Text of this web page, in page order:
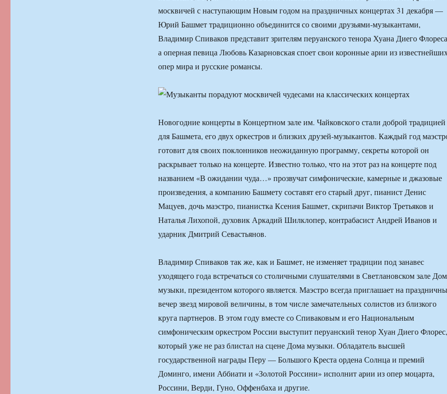
москвичей с наступающим Новым годом на праздничных концертах 31 декабря —
Юрий Башмет традиционно объединится со своими друзьями-музыкантами,
Владимир Спиваков представит зрителям перуанского тенора Хуана Диего
а оперная певица Любовь Казарновская споет свои коронные арии из
опер мира и русские романсы.
Новогодние концерты в Концертном зале им. Чайковского стали доброй традицией
для Башмета, его двух оркестров и близких друзей-музыкантов. Каждый год
готовит для своих поклонников неожиданную программу, секреты которой он
раскрывает только на концерте. Известно только, что на этот раз на концерте под
названием «В ожидании чуда…» прозвучат симфонические, камерные и джазовые
произведения, а компанию Башмету составят его старый друг, пианист Денис
Мацуев, дочь маэстро, пианистка Ксения Башмет, скрипачи Виктор Третьяков и
Наталья Лихопой, духовик Аркадий Шилклопер, контрабасист Андрей Иванов и
ударник Дмитрий Севастьянов.
Владимир Спиваков так же, как и Башмет, не изменяет традиции под занавес
уходящего года встречаться со столичными слушателями в Светлановском зале
музыки, президентом которого является. Маэстро всегда приглашает на
вечер звезд мировой величины, в том числе замечательных солистов из близкого
круга партнеров. В этом году вместе со Спиваковым и его Национальным
симфоническим оркестром России выступит перуанский тенор Хуан Диего Флорес,
который уже не раз блистал на сцене Дома музыки. Обладатель высшей
государственной награды Перу — Большого Креста ордена Солнца и премий
Доминго, имени Аббиати и «Золотой Россини» исполнит арии из опер моцарта,
Россини, Верди, Гуно, Оффенбаха и другие.